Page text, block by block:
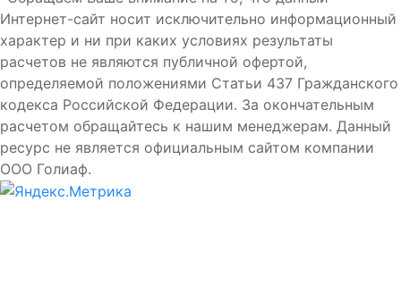
Интернет-сайт носит исключительно информационный
характер и ни при каких условиях результаты
расчетов не являются публичной офертой,
определяемой положениями Статьи 437 Гражданского
кодекса Российской Федерации. За окончательным
расчетом обращайтесь к нашим менеджерам. Данный
ресурс не является официальным сайтом компании
ООО Голиаф.